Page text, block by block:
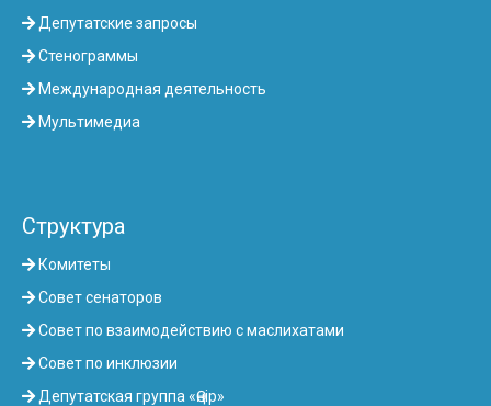
Депутатские запросы
Стенограммы
Международная деятельность
Мультимедиа
Структура
Комитеты
Совет сенаторов
Совет по взаимодействию с маслихатами
Совет по инклюзии
Депутатская группа «Өңір»